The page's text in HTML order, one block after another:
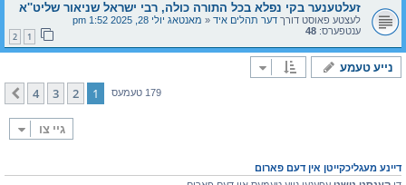
זעלטענער בקי נפלא בכל התורה כולה, רבי ישראל שניאור שליט''א
לעצטע פאוסט דורך דער תהלים איד « מאנטאג יולי 28, 2025 1:52 pm
ענטפערס: 48
1
2
נייע טעמע
179 טעמעס 1
2
3
4
קומענדיגע
גיי צו
דיינע מעגליכקייטן אין דעם פארום